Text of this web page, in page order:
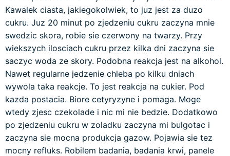
Kawalek ciasta, jakiegokolwiek, to juz jest za duzo
cukru. Juz 20 minut po zjedzeniu cukru zaczyna mnie
swedzic skora, robie sie czerwony na twarzy. Przy
wiekszych ilosciach cukru przez kilka dni zaczyna sie
saczyc woda ze skory. Podobna reakcja jest na alkohol.
Nawet regularne jedzenie chleba po kilku dniach
wywola taka reakcje. To jest reakcja na cukier. Pod
kazda postacia. Biore cetyryzyne i pomaga. Moge
wtedy zjesc czekolade i nic mi nie bedzie. Dodatkowo
po zjedzeniu cukru w zoladku zaczyna mi bulgotac i
zaczyna sie mocna produkcja gazow. Pojawia sie tez
mocny refluks. Robilem badania, badania krwi, panele